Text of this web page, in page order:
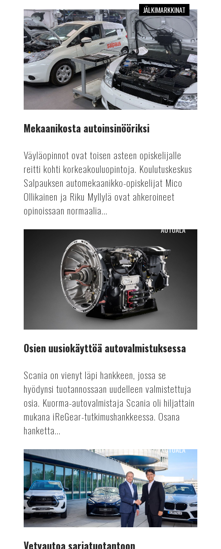
Mekaanikosta
autoinsinööriksi
JÄLKIMARKKINAT
Mekaanikosta autoinsinööriksi
Väyläopinnot ovat toisen asteen opiskelijalle
reitti kohti korkeakouluopintoja. Koulutuskeskus
Salpauksen automekaanikko-opiskelijat Mico
Ollikainen ja Riku Myllylä ovat ahkeroineet
opinoissaan normaalia...
autovalmistuksessa
AUTOALA
Osien uusiokäyttöä autovalmistuksessa
Scania on vienyt läpi hankkeen, jossa se
hyödynsi tuotannossaan uudelleen valmistettuja
osia. Kuorma-autovalmistaja Scania oli hiljattain
mukana iReGear-tutkimushankkeessa. Osana
hanketta...
Vetyautoa
sarjatuotantoon
AUTOALA
Vetyautoa sarjatuotantoon